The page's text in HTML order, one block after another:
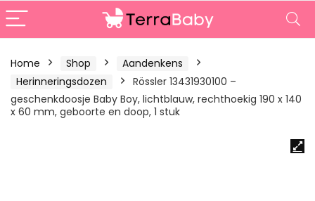
Home Shop
Aandenkens
Herinneringsdozen
Rössler 13431930100 –
geschenkdoosje Baby Boy, lichtblauw, rechthoekig 190 x 140
x 60 mm, geboorte en doop, 1 stuk